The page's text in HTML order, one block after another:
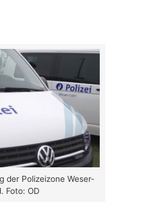
der Polizeizone Weser-
Foto: OD